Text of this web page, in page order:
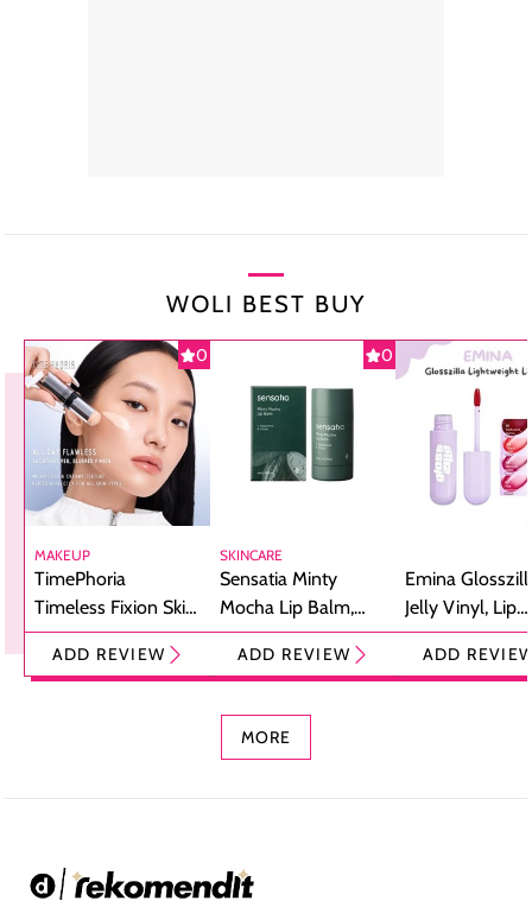
WOLI BEST BUY
0
MAKEUP
TimePhoria
Timeless Fixion Skin
Tint Stick,
Foundation dan
ADD REVIEW
0
SKINCARE
Sensatia Minty
Mocha Lip Balm,
Pelembap Bibir
dengan Aroma
ADD REVIEW
Emina
Jelly Vinyl, Lip
Cream Glossy
Ringan
ADD
MORE